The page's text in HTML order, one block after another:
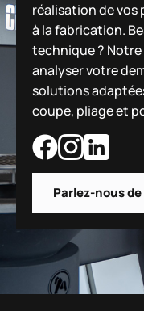
réalisation de vos
à la fabrication.
technique ?
analyser votre
solutions
coupe, pliage et
Parlez-nous